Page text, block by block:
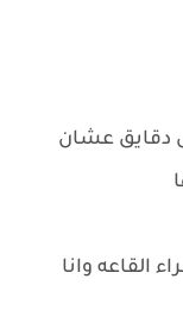
دقايق عشان
القاعه وانا